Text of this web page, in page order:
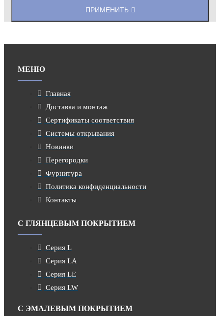
ПРИМЕНИТЬ
МЕНЮ
Главная
Доставка и монтаж
Сертификаты соответствия
Системы открывания
Новинки
Перегородки
Фурнитура
Политика конфиденциальности
Контакты
С ГЛЯНЦЕВЫМ ПОКРЫТИЕМ
Серия L
Серия LA
Серия LE
Серия LW
С ЭМАЛЕВЫМ ПОКРЫТИЕМ